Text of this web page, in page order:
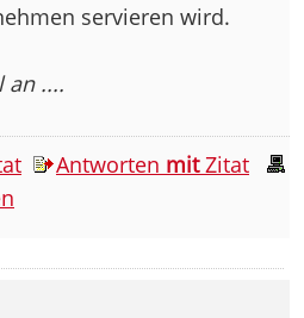
servieren wird.
an ....
Antworten mitZitat